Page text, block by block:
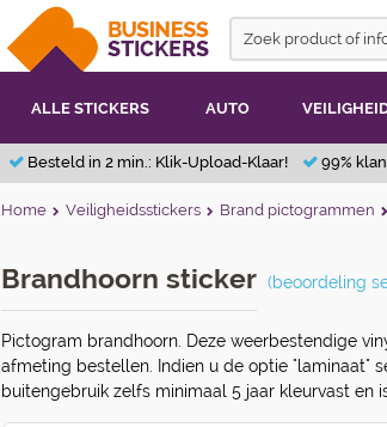
ALLE STICKERS AUTO
Besteld in 2 min.: Klik-Upload-Klaar! 99%
Home Veiligheidsstickers Brand pictogrammen
Brandhoorn sticker (beoordeling
Pictogram brandhoorn. Deze weerbestendige
afmeting bestellen. Indien u de optie "laminaat"
buitengebruik zelfs minimaal 5 jaar kleurvast en